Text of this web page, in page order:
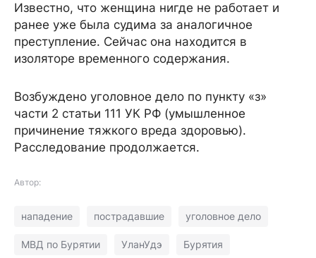
Известно, что женщина нигде не работает и
ранее уже была судима за аналогичное
преступление. Сейчас она находится в
изоляторе временного содержания.
Возбуждено уголовное дело по пункту «з»
части 2 статьи 111 УК РФ (умышленное
причинение тяжкого вреда здоровью).
Расследование продолжается.
Автор:
нападение пострадавшие уголовное дело
МВД по Бурятии УланУдэ Бурятия